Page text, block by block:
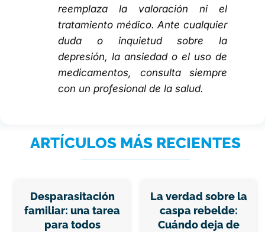
reemplaza la valoración ni el
tratamiento médico. Ante cualquier
duda o inquietud sobre la
depresión, la ansiedad o el uso de
medicamentos, consulta siempre
con un profesional de la salud.
ARTÍCULOS MÁS RECIENTES
Desparasitación
familiar: una tarea
para todos
La verdad sobre la
caspa rebelde:
Cuándo deja de